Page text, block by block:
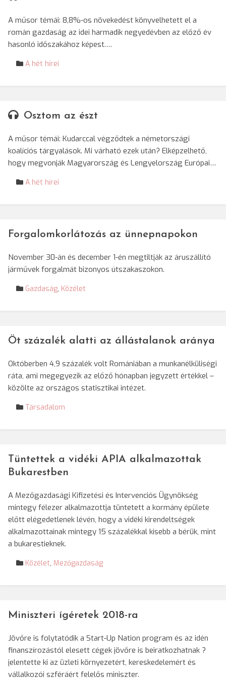
A műsor témái: 8,8%-os növekedést könyvelhetett el a
román gazdaság az idei harmadik negyedévben az előző év
hasonló időszakához képest.…
A hét hírei
Osztom az észt
A műsor témái: Kudarccal végződtek a németországi
koalíciós tárgyalások. Mi várható ezek után? Elképzelhető,
hogy megvonják Magyarország és Lengyelország Európai…
A hét hírei
Forgalomkorlátozás az ünnepnapokon
November 30-án és december 1-én megtiltják az áruszállító
járművek forgalmát bizonyos útszakaszokon.
Gazdaság, Közélet
Öt százalék alatti az állástalanok aránya
Októberben 4,9 százalék volt Romániában a munkanélküliségi
ráta, ami megegyezik az előző hónapban jegyzett értékkel –
közölte az országos statisztikai intézet.
Társadalom
Tüntettek a vidéki APIA alkalmazottak
Bukarestben
A Mezőgazdasági Kifizetési és Intervenciós Ügynökség
mintegy félezer alkalmazottja tüntetett a kormány épülete
előtt elégedetlenek lévén, hogy a vidéki kirendeltségek
alkalmazottainak mintegy 15 százalékkal kisebb a bérük, mint
a bukarestieknek.
Közélet, Mezőgazdaság
Miniszteri ígéretek 2018-ra
Jövőre is folytatódik a Start-Up Nation program és az idén
finanszírozástól elesett cégek jövőre is beiratkozhatnak ?
jelentette ki az üzleti környezetért, kereskedelemért és
vállalkozói szféráért felelős miniszter.